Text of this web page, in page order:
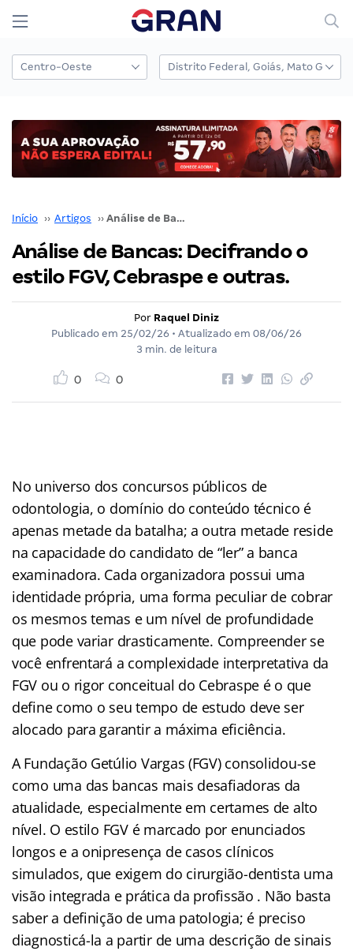
Início ›› Artigos ›› Análise de Bancas: Decifrando o estilo FGV, Cebraspe e outras.
Análise de Bancas: Decifrando o
estilo FGV, Cebraspe e outras.
Por Raquel Diniz
Publicado em 25/02/26 • Atualizado em 08/06/26
3 min. de leitura
0 0
No universo dos concursos públicos de
odontologia, o domínio do conteúdo técnico é
apenas metade da batalha; a outra metade reside
na capacidade do candidato de “ler” a banca
examinadora. Cada organizadora possui uma
identidade própria, uma forma peculiar de cobrar
os mesmos temas e um nível de profundidade
que pode variar drasticamente. Compreender se
você enfrentará a complexidade interpretativa da
FGV ou o rigor conceitual do Cebraspe é o que
define como o seu tempo de estudo deve ser
alocado para garantir a máxima eficiência.
A Fundação Getúlio Vargas (FGV) consolidou-se
como uma das bancas mais desafiadoras da
atualidade, especialmente em certames de alto
nível. O estilo FGV é marcado por enunciados
longos e a onipresença de casos clínicos
simulados, que exigem do cirurgião-dentista uma
visão integrada e prática da profissão . Não basta
saber a definição de uma patologia; é preciso
diagnosticá-la a partir de uma descrição de sinais